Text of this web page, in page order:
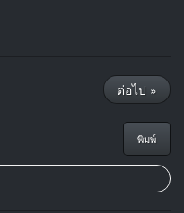
ต่อไป »
พิมพ์